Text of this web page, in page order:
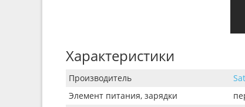
Характеристики
Производитель
Элемент питания, зарядки